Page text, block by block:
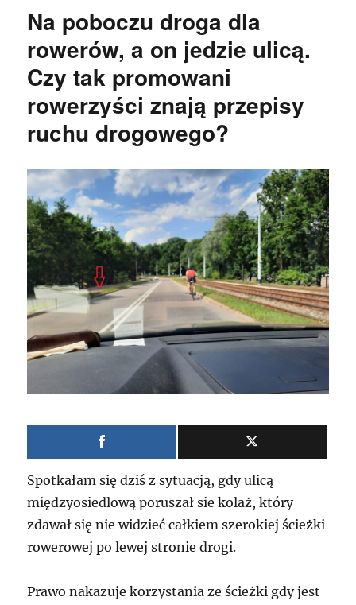
Na poboczu droga dla
rowerów, a on jedzie ulicą.
Czy tak promowani
rowerzyści znają przepisy
ruchu drogowego?
Spotkałam się dziś z sytuacją, gdy ulicą
międzyosiedlową poruszał sie kolaż, który
zdawał się nie widzieć całkiem szerokiej ścieżki
rowerowej po lewej stronie drogi.
Prawo nakazuje korzystania ze ścieżki gdy jest